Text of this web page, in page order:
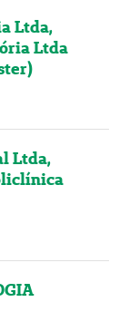
Ltda,
Ltda
Ltda,